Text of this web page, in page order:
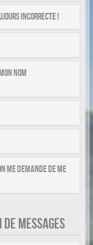
incorrecte !
nom
me demande de me
MESSAGES